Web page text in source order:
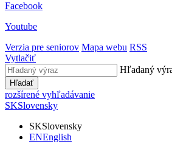
Facebook
Youtube
Verzia pre seniorov Mapa webu RSS
Vytlačiť
Hľadaný
Hľadať
rozšírené vyhľadávanie
SKSlovensky
SKSlovensky
ENEnglish